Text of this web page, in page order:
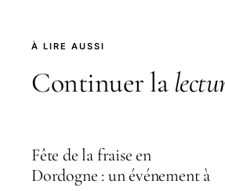
À LIRE AUSSI
Continuer la
Fête de la fraise en
Dordogne : un événement à